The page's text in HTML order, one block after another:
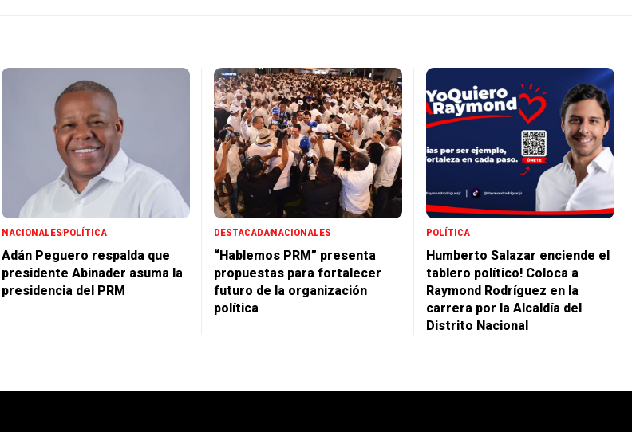
NACIONALESPOLÍTICA
Adán Peguero respalda que
presidente Abinader asuma la
presidencia del PRM
DESTACADANACIONALES
“Hablemos PRM” presenta
propuestas para fortalecer
futuro de la organización
política
POLÍTICA
Humberto Salazar enciende el
tablero político! Coloca a
Raymond Rodríguez en la
carrera por la Alcaldía del
Distrito Nacional